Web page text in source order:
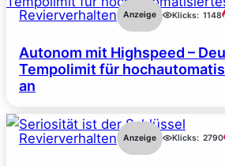
Revierverhalten Anzeige Klicks: 1148
Autonom mit Highspeed –
Tempolimit für
an
Revierverhalten Anzeige Klicks: 2790